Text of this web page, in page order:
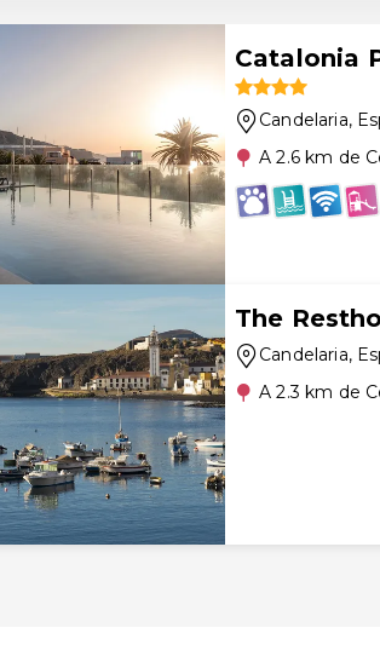
Catalonia
Candelaria,
A 2.6 km de
The
Candelaria,
A 2.3 km de